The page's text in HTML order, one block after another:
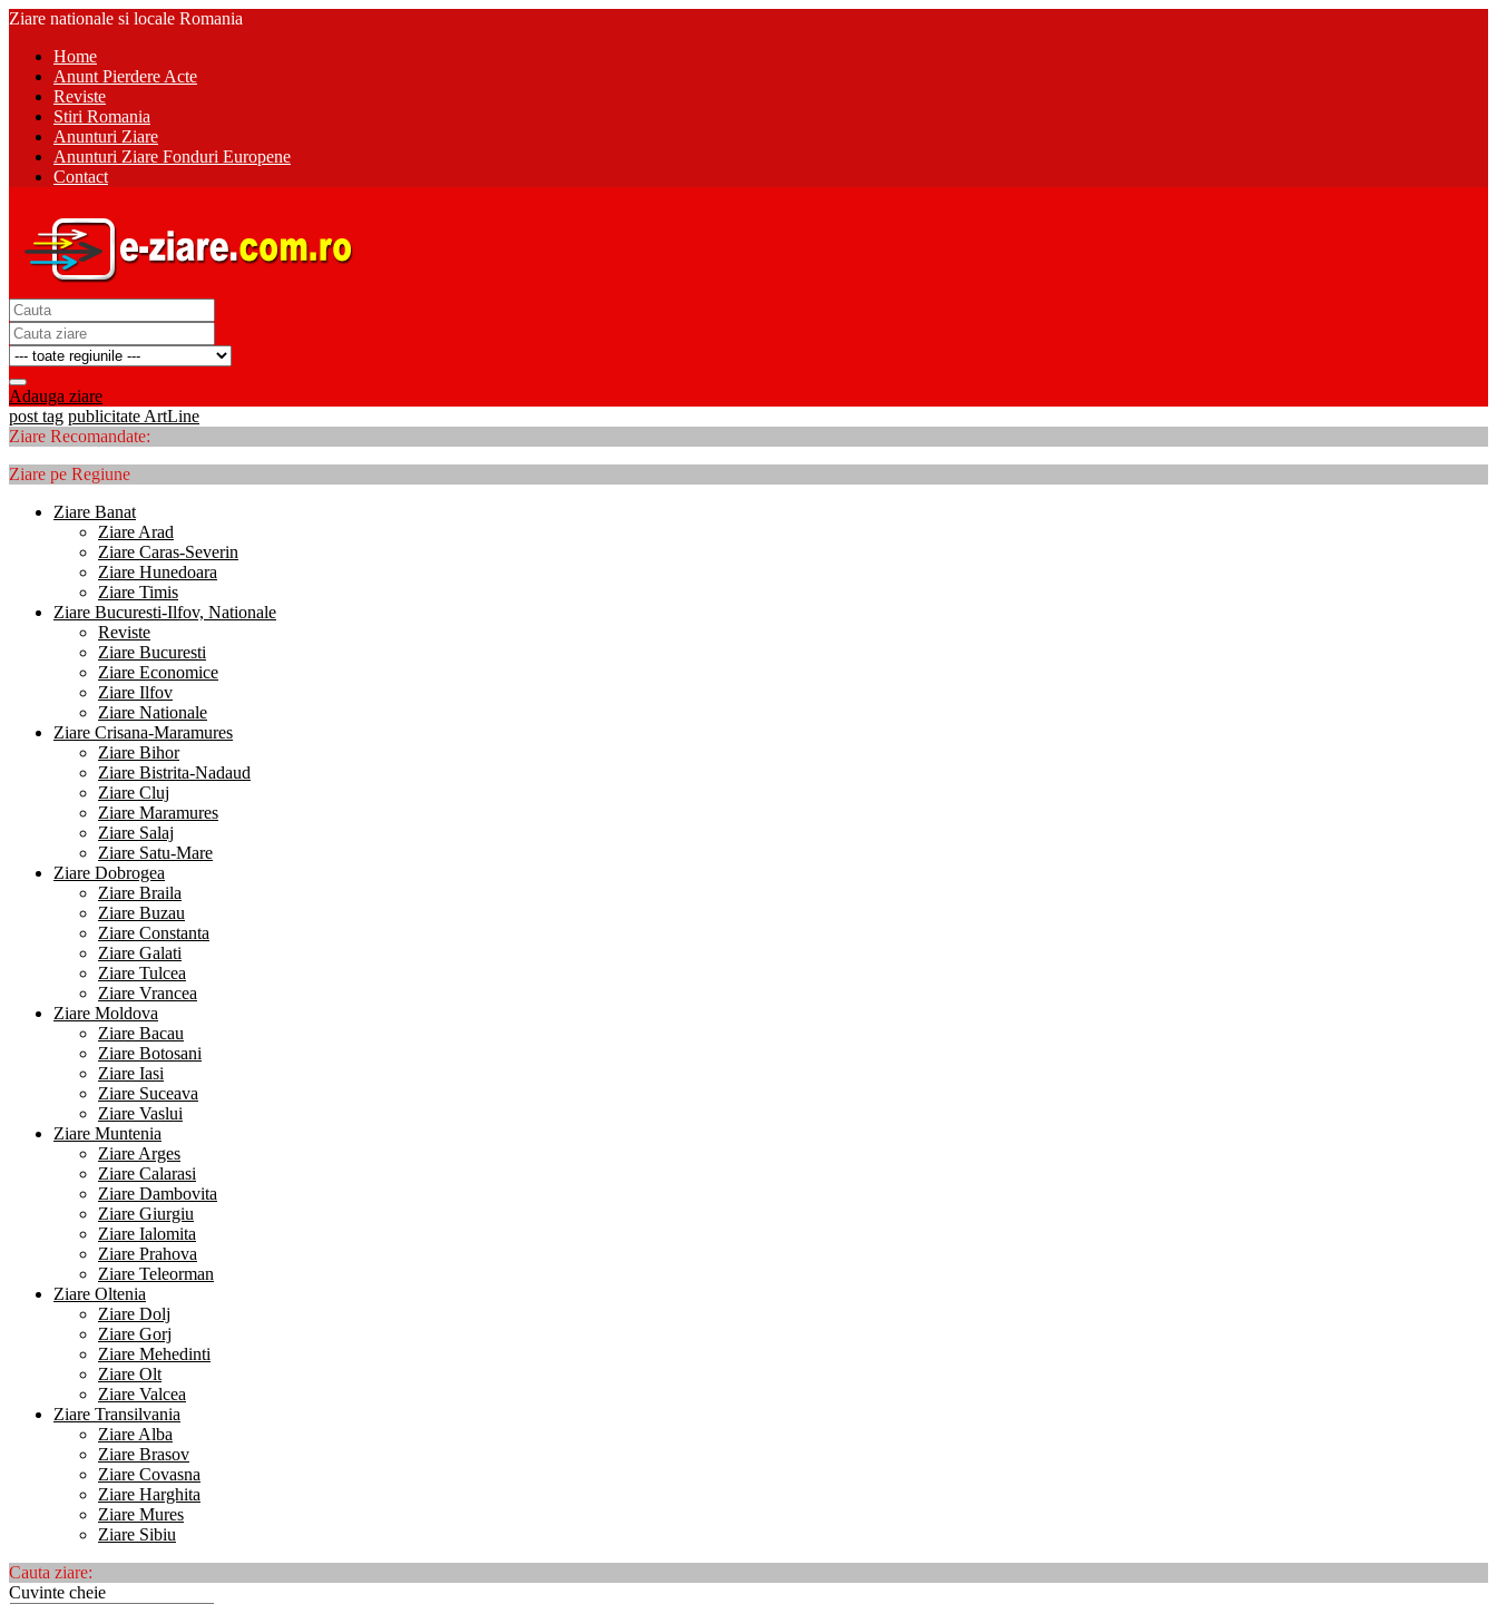
Ziare nationale si locale Romania
Home
Anunt Pierdere Acte
Reviste
Stiri Romania
Anunturi Ziare
Anunturi Ziare Fonduri Europene
Contact
Adauga ziare
post tag publicitate ArtLine
Ziare Recomandate:
Ziare pe Regiune
Ziare Banat
Ziare Arad
Ziare Caras-Severin
Ziare Hunedoara
Ziare Timis
Ziare Bucuresti-Ilfov, Nationale
Reviste
Ziare Bucuresti
Ziare Economice
Ziare Ilfov
Ziare Nationale
Ziare Crisana-Maramures
Ziare Bihor
Ziare Bistrita-Nadaud
Ziare Cluj
Ziare Maramures
Ziare Salaj
Ziare Satu-Mare
Ziare Dobrogea
Ziare Braila
Ziare Buzau
Ziare Constanta
Ziare Galati
Ziare Tulcea
Ziare Vrancea
Ziare Moldova
Ziare Bacau
Ziare Botosani
Ziare Iasi
Ziare Suceava
Ziare Vaslui
Ziare Muntenia
Ziare Arges
Ziare Calarasi
Ziare Dambovita
Ziare Giurgiu
Ziare Ialomita
Ziare Prahova
Ziare Teleorman
Ziare Oltenia
Ziare Dolj
Ziare Gorj
Ziare Mehedinti
Ziare Olt
Ziare Valcea
Ziare Transilvania
Ziare Alba
Ziare Brasov
Ziare Covasna
Ziare Harghita
Ziare Mures
Ziare Sibiu
Cauta ziare:
Cuvinte cheie